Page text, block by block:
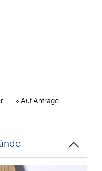
Auf Anfrage